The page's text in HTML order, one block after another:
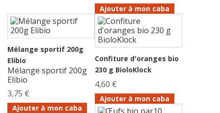
Ajouter à mon caba
Mélange sportif 200g
Elibio
Mélange sportif 200g
Elibio
3,75 €
Ajouter à mon caba
Confiture d'oranges bio
230 g BioloKlock
4,60 €
Ajouter à mon caba